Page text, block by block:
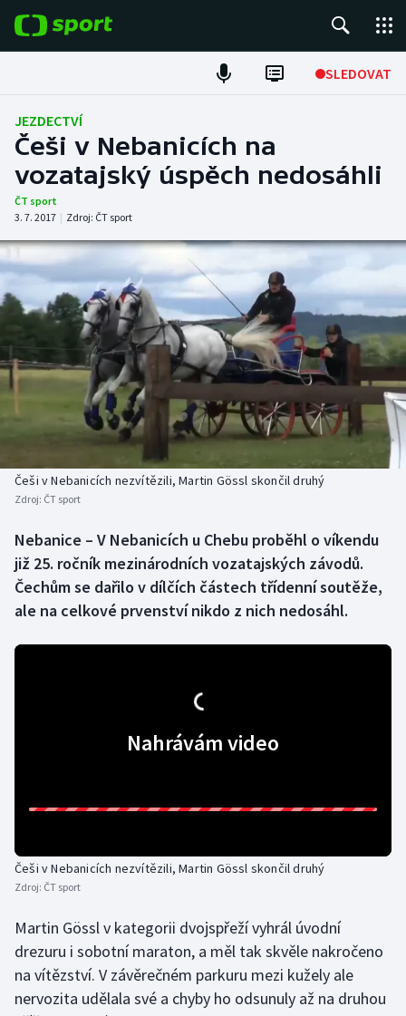
SLEDOVAT
Fotbal
Hokej
Tenis
Atletika
Cyklistika
DALŠÍ SPORTY
Americký fotbal
Baseball a softbal
Biatlon
Boby a skeleton
Box
Golf
Gymnastika
Házená
Jezdectví
Judo
NEPŘEHLÉDNĚTE
Historické návraty
Aplikace ČT sport
AZ kvíz
JEZDECTVÍ
Češi v Nebanicích na
vozatajský úspěch nedosáhli
ČT sport
3. 7. 2017 | Zdroj: ČT sport
Češi v Nebanicích nezvítězili, Martin Gössl skončil druhý
Zdroj: ČT sport
Nebanice – V Nebanicích u Chebu proběhl o víkendu
již 25. ročník mezinárodních vozatajských závodů.
Čechům se dařilo v dílčích částech třídenní soutěže,
ale na celkové prvenství nikdo z nich nedosáhl.
Nahrávám video
Češi v Nebanicích nezvítězili, Martin Gössl skončil druhý
Zdroj: ČT sport
Martin Gössl v kategorii dvojspřeží vyhrál úvodní
drezuru i sobotní maraton, a měl tak skvěle nakročeno
na vítězství. V závěrečném parkuru mezi kužely ale
nervozita udělala své a chyby ho odsunuly až na druhou